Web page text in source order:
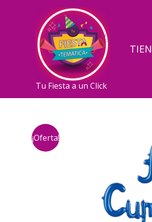
Tu Fiesta a un Click
¡Oferta!